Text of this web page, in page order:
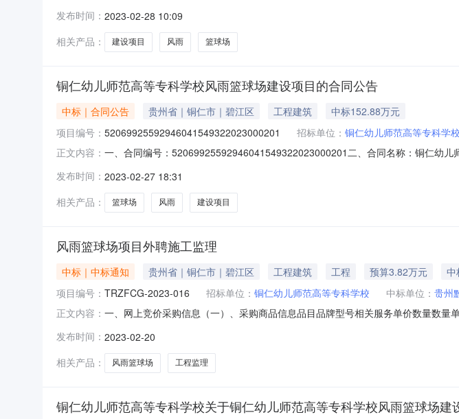
（乙方）：贵州黔润达建筑有限公司地址：/联系方式：18786130568六、合同主
发布时间： 2023-02-28 10:09
相关产品：
建设项目 风雨 篮球场
铜仁幼儿师范高等专科学校风雨篮球场建设项目的合同公告
中标｜合同公告 贵州省｜铜仁市｜碧江区 工程建筑
中标152.88万元
项目编号： 52069925592946041549322023000201 招标单位： 铜仁幼儿师范高等专科学校
正文内容： 一、合同编号：52069925592946041549322023000201二、合同名称：铜仁幼
（乙方）：贵州黔润达建筑有限公司地址：/联系方式：18786130568六、合同主
发布时间： 2023-02-27 18:31
相关产品：
篮球场 风雨 建设项目
风雨篮球场项目外聘施工监理
中标｜中标通知 贵州省｜铜仁市｜碧江区 工程建筑 工程 预算3.82万元
中
项目编号： TRZFCG-2023-016 招标单位： 铜仁幼儿师范高等专科学校 中标单位： 贵州
正文内容： 一、网上竞价采购信息（一）、采购商品信息品目品牌型号相关服务单价数量数
间）：2023-02-2315:14:50配送区域：贵州省铜仁市碧江区收货地址：贵州省铜仁
发布时间： 2023-02-20
相关产品：
风雨篮球场 工程监理
铜仁幼儿师范高等专科学校关于铜仁幼儿师范高等专科学校风雨篮球场建